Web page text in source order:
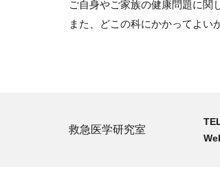
ご自身やご家族の健康問題に関
また、どこの科にかかってよい
救急医学研究室